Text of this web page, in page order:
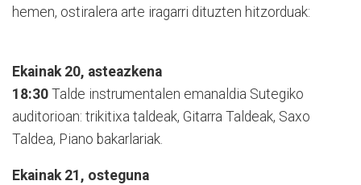
hemen, ostiralera arte iragarri dituzten hitzorduak:
Ekainak 20, asteazkena
18:30 Talde instrumentalen emanaldia Sutegiko
auditorioan: trikitixa taldeak, Gitarra Taldeak, Saxo
Taldea, Piano bakarlariak.
Ekainak 21, osteguna